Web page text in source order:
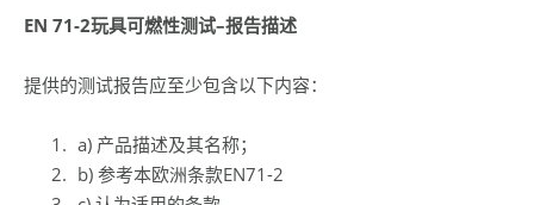
EN 71-2玩具可燃性测试–报告描述
提供的测试报告应至少包含以下内容：
a) 产品描述及其名称；
b) 参考本欧洲条款EN71-2